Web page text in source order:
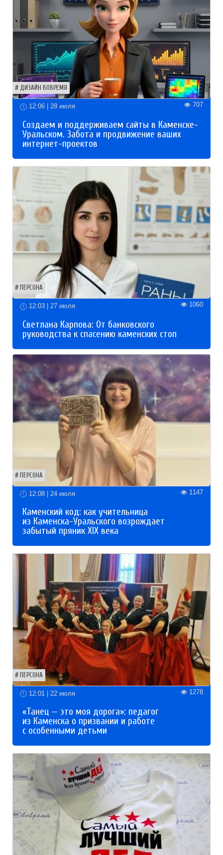
ДИЗАЙН ВОВРЕМЯ
12:06 | 28 июля 707
Создаем и поддерживаем сайты в Каменске-
Уральском. Забота и продвижение ваших
интернет-проектов
ПЕРСОНА
12:03 | 27 июля 1060
Светлана Карпова: От банковского
руководства к спасению каменских стоп
ПЕРСОНА
12:08 | 24 июля 1147
Каменский код: как учительница
из Каменска-Уральского возрождает
забытый пряник XIX века
ПЕРСОНА
12:01 | 22 июля 1278
«Танец — это моя дорога»: педагог
из Каменска о призвании и работе
с особенными детьми